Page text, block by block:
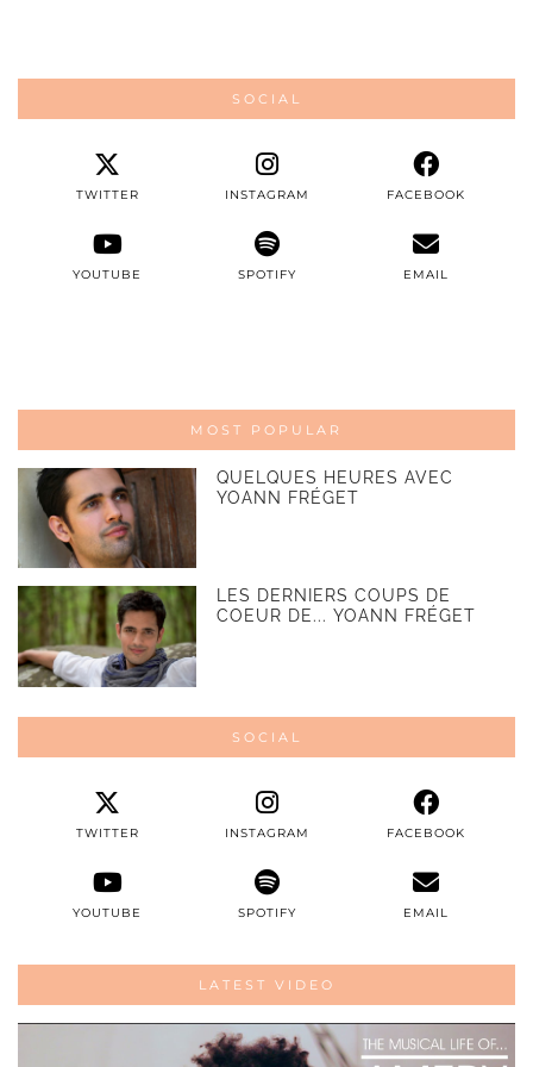
SOCIAL
TWITTER INSTAGRAM FACEBOOK
YOUTUBE SPOTIFY EMAIL
MOST POPULAR
QUELQUES HEURES AVEC
YOANN FRÉGET
LES DERNIERS COUPS DE
COEUR DE... YOANN FRÉGET
SOCIAL
TWITTER INSTAGRAM FACEBOOK
YOUTUBE SPOTIFY EMAIL
LATEST VIDEO